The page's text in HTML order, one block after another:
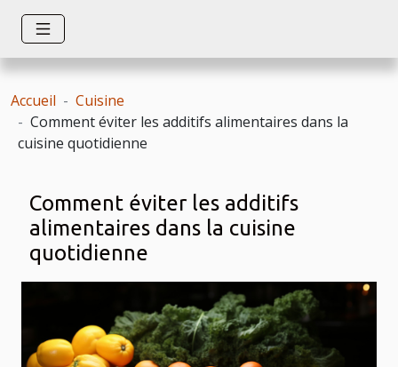
Accueil
Cuisine
Comment éviter les additifs alimentaires dans la
cuisine quotidienne
Comment éviter les additifs
alimentaires dans la cuisine
quotidienne